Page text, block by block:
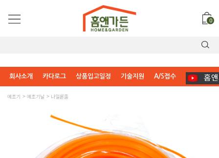
0
회사소개 카다로그 상품입고일정 기술지원 A/S접수
예초기 예초기날 나일론줄